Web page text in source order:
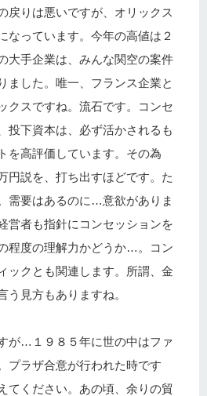
戻りは悪いですが、オリックス
なっています。今年の高値は２
大手企業は、みんな関空の案件
ました。唯一、フランス企業と
クスですね。流石です。コンセ
投下資本は、必ず活かされるも
を高評価しています。その為
円説を、打ち出すほどです。た
需要はあるのに…意欲がありま
営者も指針にコンセッションを
程度の理解力かどうか…。コン
ックとも関連します。所謂、金
う見方もありますね。
が…１９８５年に世の中はファ
プラザ合意が行われた時です
てください。あの頃、余りの貿